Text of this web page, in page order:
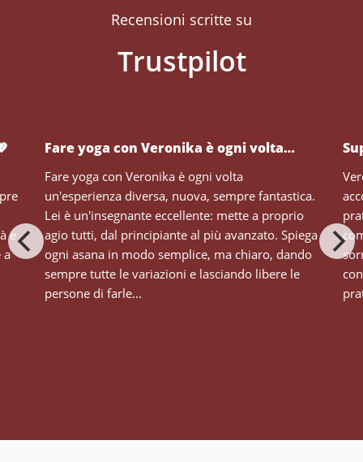
Recensioni scritte su
Fare yoga con Veronika è ogni volta…
Fare yoga con Veronika è ogni volta
un'esperienza diversa, nuova, sempre fantastica.
Lei è un'insegnante eccellente: mette a proprio
agio tutti, dal principiante al più avanzato. Spiega
ogni asana in modo semplice, ma chiaro, dando
sempre tutte le variazioni e lasciando libere le
persone di farle...
e
a